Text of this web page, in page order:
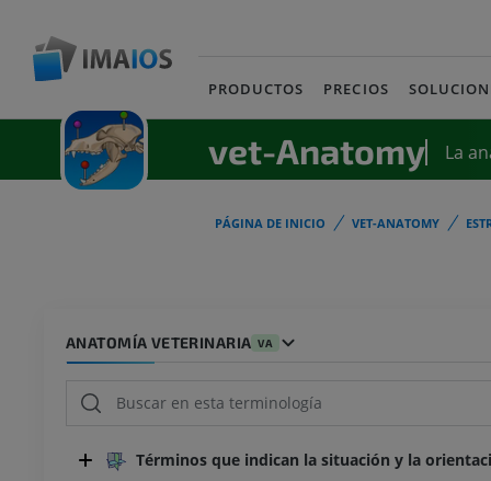
PRODUCTOS PRECIOS
vet-Anatomy La
PÁGINA DE INICIO VET-ANATOMY
ANATOMÍA VETERINARIA VA
Términos que indican la situación y la